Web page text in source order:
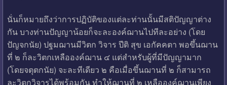
นั่นก็หมายถึงว่าการปฏิบัติของแต่ละท่านนั้นมีสติปัญญาต่าง
กัน บางท่านปัญญาน้อยก็จะละองค์ฌานไปทีละอย่าง (โดย
ปัญจกนัย) ปฐมฌานมีวิตก วิจาร ปีติ สุข เอกัคคตา พอขึ้นฌาน
ที่ ๒ ก็ละวิตกเหลือองค์ฌาน ๔ แต่สำหรับผู้ที่มีปัญญามาก
(โดยจตุตกนัย) จะละทีเดียว ๒ คือเมื่อขึ้นฌานที่ ๒ ก็สามารถ
ละวิตกวิจารได้พร้อมกัน ทำให้ฌานที่ ๒ เหลือองค์ฌานเพียง